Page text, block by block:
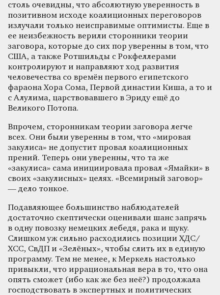
столь очевидны, что абсолютную уверенность в
позитивном исходе коалиционных переговоров
излучали только неисправимые оптимисты. Еще в
ее неизбежность верили сторонники теории
заговора, которые до сих пор уверенны в том, что
США, а также Ротшильды с Рокфеллерами
контролируют и направляют ход развития
человечества со времён первого египетского
фараона Хора Сома, Первой династии Киша, а то и
с Алулима, царствовавшего в Эриду ещё до
Великого Потопа.
Впрочем, сторонникам теории заговора легче
всех. Они были уверенны в том, что «мировая
закулиса» не допустит провал коалиционных
прений. Теперь они уверенны, что та же
«закулиса» сама инициировала провал «Ямайки» в
своих «закулисных» целях. «Всемирный заговор»
— дело тонкое.
Подавляющее большинство наблюдателей
достаточно скептически оценивали шанс запрячь
в одну повозку немецких лебедя, рака и щуку.
Слишком уж сильно расходились позиции ХДС/
ХСС, СвДП и «Зелёных», чтобы слить их в единую
программу. Тем не менее, к Меркель настолько
привыкли, что иррациональная вера в то, что она
опять сможет (ибо как же без неё?) продолжала
господствовать в экспертных и политических